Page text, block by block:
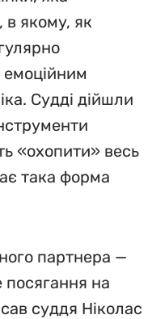
якому, як
емоційним
Судді дійшли
«охопити» весь
така форма
партнера —
посягання на
суддя Ніколас